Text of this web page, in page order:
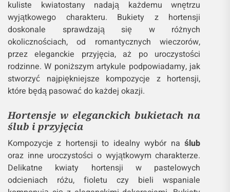
kuliste kwiatostany nadają każdemu wnętrzu
wyjątkowego charakteru. Bukiety z hortensji
doskonale sprawdzają się w różnych
okolicznościach, od romantycznych wieczorów,
przez eleganckie przyjęcia, aż po uroczystości
rodzinne. W poniższym artykule podpowiadamy, jak
stworzyć najpiękniejsze kompozycje z hortensji,
które będą pasować do każdej okazji.
Hortensje w eleganckich bukietach na
ślub i przyjęcia
Kompozycje z hortensji to idealny wybór naślub
oraz inne uroczystości o wyjątkowym charakterze.
Delikatne kwiaty hortensji w pastelowych
odcieniach różu, fioletu czy bieli wspaniale